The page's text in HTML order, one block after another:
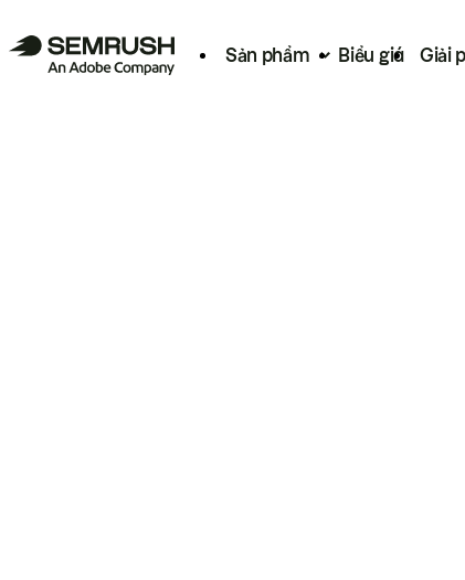
Sản phẩm Biểu giá Giải